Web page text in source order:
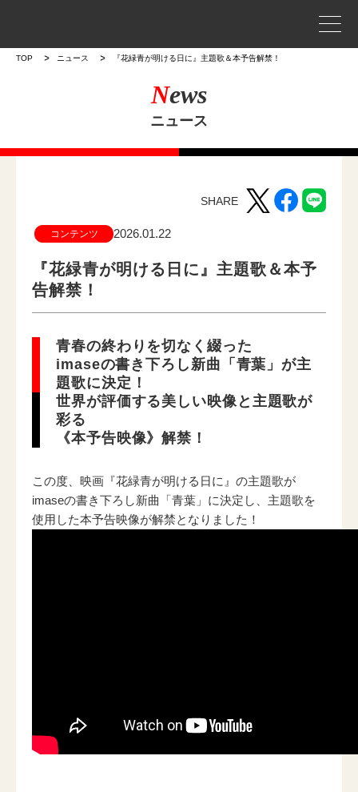
TOP ニュース 『花緑青が明ける日に』主題歌＆本予告解禁！
News
ニュース
SHARE
コンテンツ 2026.01.22
『花緑青が明ける日に』主題歌＆本予
告解禁！
青春の終わりを切なく綴った
imaseの書き下ろし新曲「青葉」が主
題歌に決定！
世界が評価する美しい映像と主題歌が
彩る
《本予告映像》解禁！
この度、映画『花緑青が明ける日に』の主題歌が
imaseの書き下ろし新曲「青葉」に決定し、主題歌を
使用した本予告映像が解禁となりました！
事業案内
プロジェクトストーリー
ラインナップ
ニュース一覧
お問い合わせ
JP/EN
電子公告